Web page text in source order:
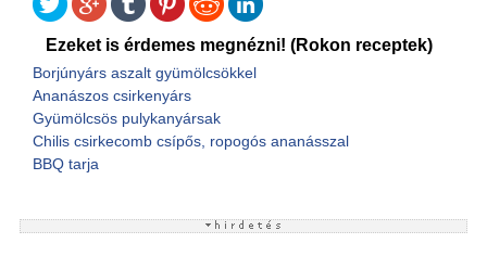
Ezeket is érdemes megnézni! (Rokon receptek)
Borjúnyárs aszalt gyümölcsökkel
Ananászos csirkenyárs
Gyümölcsös pulykanyársak
Chilis csirkecomb csípős, ropogós ananásszal
BBQ tarja